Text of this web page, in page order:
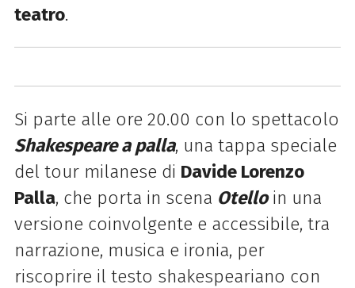
teatro.
Si parte alle ore 20.00 con lo spettacolo
Shakespeare a palla, una tappa speciale
del tour milanese di Davide Lorenzo
Palla, che porta in scena Otelloin una
versione coinvolgente e accessibile, tra
narrazione, musica e ironia, per
riscoprire il testo shakespeariano con